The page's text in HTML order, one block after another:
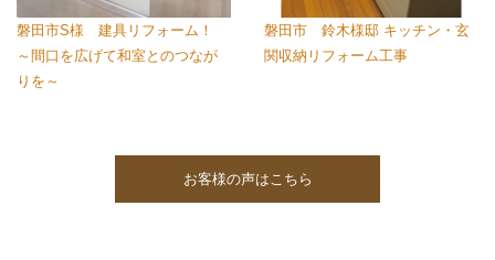
磐田市S様 建具リフォーム！
～間口を広げて和室とのつなが
りを～
磐田市 鈴木様邸 キッチン・玄
関収納リフォーム工事
お客様の声はこちら